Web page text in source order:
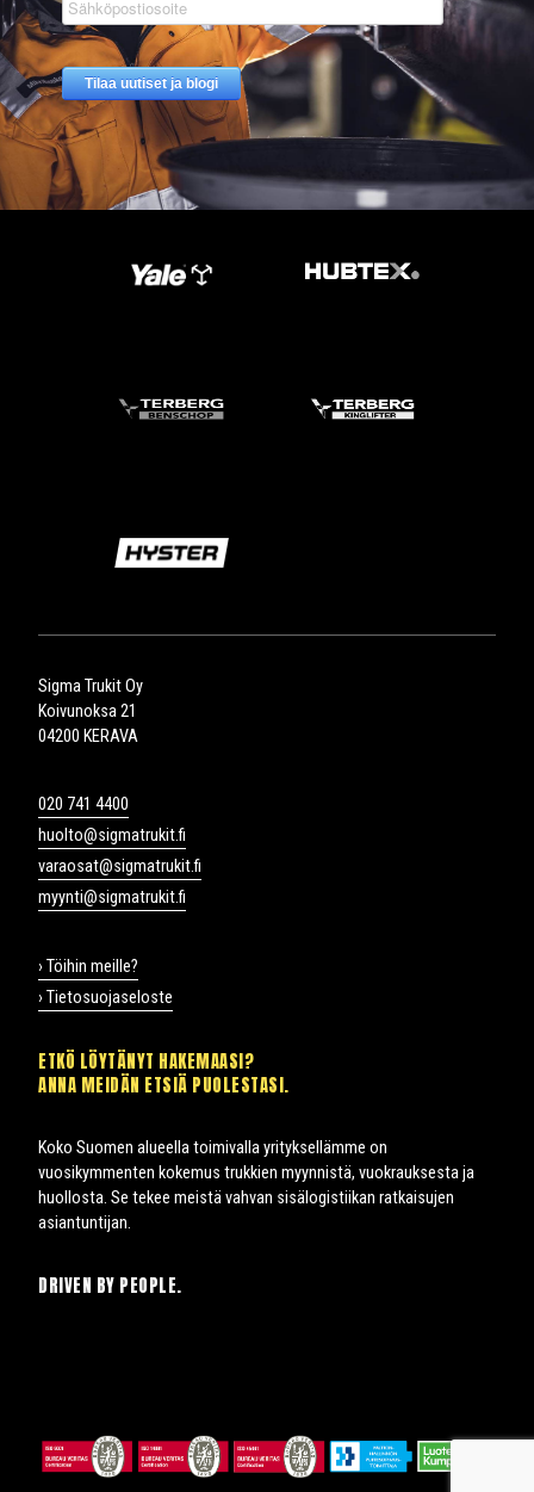
Sigma Trukit Oy
Koivunoksa 21
04200 KERAVA
020 741 4400
huolto@sigmatrukit.fi
varaosat@sigmatrukit.fi
myynti@sigmatrukit.fi
› Töihin meille?
› Tietosuojaseloste
ETKÖ LÖYTÄNYT HAKEMAASI?
ANNA MEIDÄN ETSIÄ PUOLESTASI.
Koko Suomen alueella toimivalla yrityksellämme on
vuosikymmenten kokemus trukkien myynnistä, vuokrauksesta ja
huollosta. Se tekee meistä vahvan sisälogistiikan ratkaisujen
asiantuntijan.
DRIVEN BY PEOPLE.